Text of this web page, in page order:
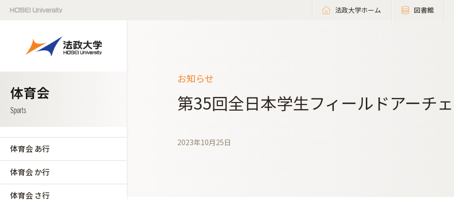
法政大学ホーム 図書館
体育会 あ行
体育会 か行
体育会 さ行
お知らせ
第35回全日本学生フィールドアーチ
2023年10月25日